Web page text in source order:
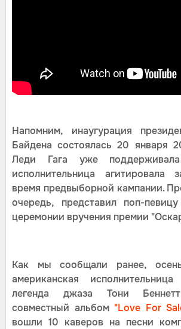
Напомним, инаугурация
Байдена состоялась 20 января
Леди Гага уже
исполнительница
время предвыборной кампании.
очередь, представил поп-
церемонии вручения премии
Как мы сообщали ранее,
американская
легенда джаза Тони
совместный альбом "Love For
вошли 10 каверов на песни